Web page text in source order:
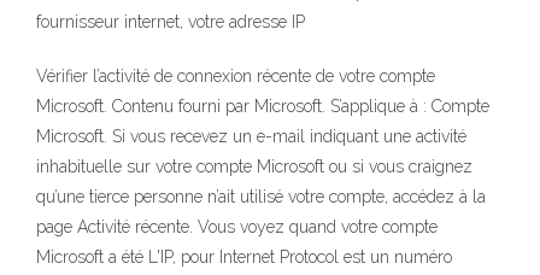
fournisseur internet, votre adresse IP
Vérifier l’activité de connexion récente de votre compte
Microsoft. Contenu fourni par Microsoft. S’applique à : Compte
Microsoft. Si vous recevez un e-mail indiquant une activité
inhabituelle sur votre compte Microsoft ou si vous craignez
qu’une tierce personne n’ait utilisé votre compte, accédez à la
page Activité récente. Vous voyez quand votre compte
Microsoft a été L'IP, pour Internet Protocol est un numéro